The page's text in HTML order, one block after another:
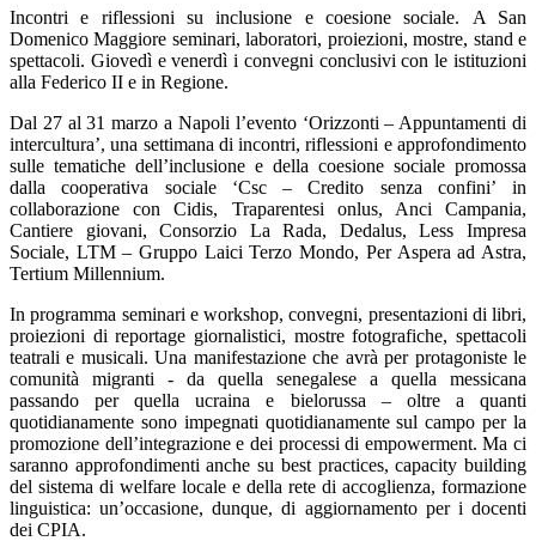
Incontri e riflessioni su inclusione e coesione sociale. A San
Domenico Maggiore seminari, laboratori, proiezioni, mostre, stand e
spettacoli. Giovedì e venerdì i convegni conclusivi con le istituzioni
alla Federico II e in Regione.
Dal 27 al 31 marzo a Napoli l’evento ‘Orizzonti – Appuntamenti di
intercultura’, una settimana di incontri, riflessioni e approfondimento
sulle tematiche dell’inclusione e della coesione sociale promossa
dalla cooperativa sociale ‘Csc – Credito senza confini’ in
collaborazione con Cidis, Traparentesi onlus, Anci Campania,
Cantiere giovani, Consorzio La Rada, Dedalus, Less Impresa
Sociale, LTM – Gruppo Laici Terzo Mondo, Per Aspera ad Astra,
Tertium Millennium.
In programma seminari e workshop, convegni, presentazioni di libri,
proiezioni di reportage giornalistici, mostre fotografiche, spettacoli
teatrali e musicali. Una manifestazione che avrà per protagoniste le
comunità migranti - da quella senegalese a quella messicana
passando per quella ucraina e bielorussa – oltre a quanti
quotidianamente sono impegnati quotidianamente sul campo per la
promozione dell’integrazione e dei processi di empowerment. Ma ci
saranno approfondimenti anche su best practices, capacity building
del sistema di welfare locale e della rete di accoglienza, formazione
linguistica: un’occasione, dunque, di aggiornamento per i docenti
dei CPIA.